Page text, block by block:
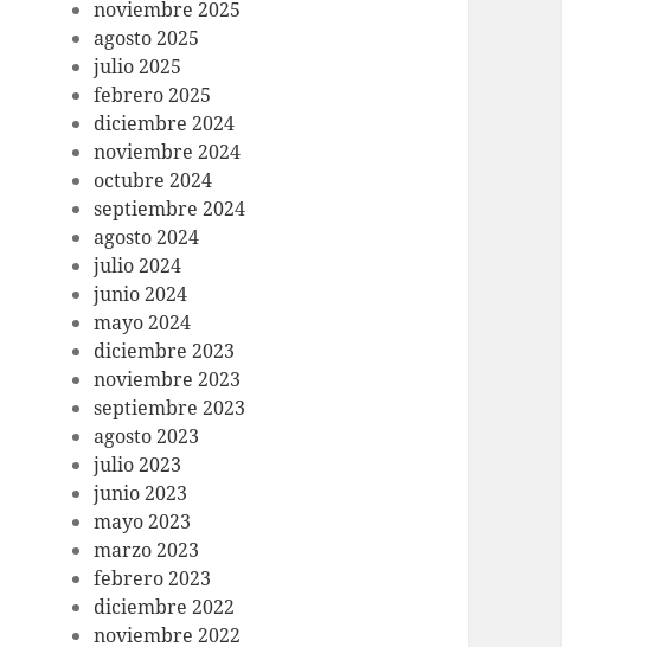
noviembre 2025
agosto 2025
julio 2025
febrero 2025
diciembre 2024
noviembre 2024
octubre 2024
septiembre 2024
agosto 2024
julio 2024
junio 2024
mayo 2024
diciembre 2023
noviembre 2023
septiembre 2023
agosto 2023
julio 2023
junio 2023
mayo 2023
marzo 2023
febrero 2023
diciembre 2022
noviembre 2022